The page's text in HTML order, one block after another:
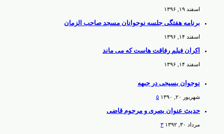
اسفند ۱۹, ۱۳۹۶
برنامه هفتگی جلسه نوجوانان مسجد صاحب الزمان
اسفند ۱۴, ۱۳۹۶
اکران فیلم رفاقت هاست که می ماند
اسفند ۱۴, ۱۳۹۶
نوجوان بسیجی در جبهه
شهریور ۲۰, ۱۳۹۰ ۵
حدیث عنوان بصری و مرحوم قاضی
مرداد ۳۰, ۱۳۹۲ ۳